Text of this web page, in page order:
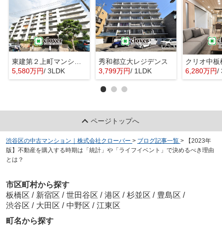
5,580万円/ 3LDK
秀和都立大レジデンス
3,799万円/ 1LDK
クリオ中板
6,280万円/
ページトップへ
渋谷区の中古マンション｜株式会社クローバー > ブログ記事一覧 >
【2023年
版】不動産を購入する時期は「統計」や「ライフイベント」で決めるべき理由
とは？
市区町村から探す
板橋区 / 新宿区 / 世田谷区 / 港区 / 杉並区 / 豊島区 /
渋谷区 / 大田区 / 中野区 / 江東区
町名から探す